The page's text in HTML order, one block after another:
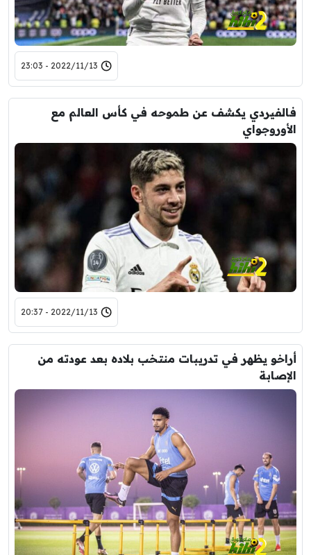
2022/11/13 - 23:03
فالفيردي يكشف عن طموحه في كأس العالم مع
الأوروجواي
2022/11/13 - 20:37
أراخو يظهر في تدريبات منتخب بلاده بعد عودته من
الإصابة